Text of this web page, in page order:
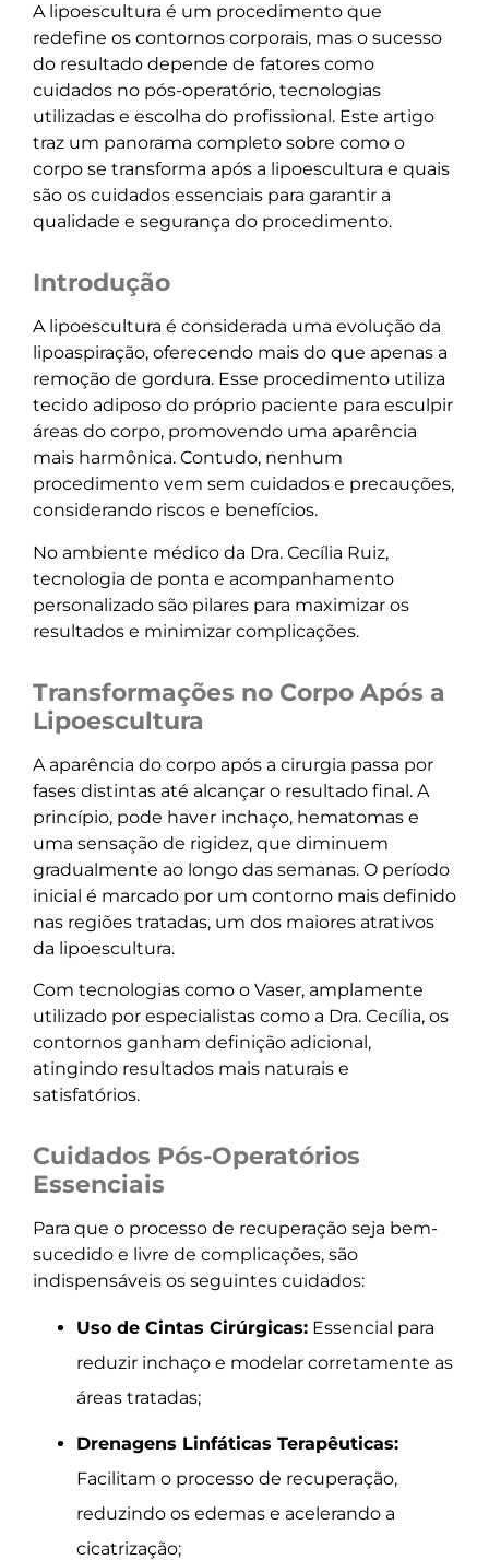
A lipoescultura é um procedimento que
redefine os contornos corporais, mas o sucesso
do resultado depende de fatores como
cuidados no pós-operatório, tecnologias
utilizadas e escolha do profissional. Este artigo
traz um panorama completo sobre como o
corpo se transforma após a lipoescultura e quais
são os cuidados essenciais para garantir a
qualidade e segurança do procedimento.
Introdução
A lipoescultura é considerada uma evolução da
lipoaspiração, oferecendo mais do que apenas a
remoção de gordura. Esse procedimento utiliza
tecido adiposo do próprio paciente para esculpir
áreas do corpo, promovendo uma aparência
mais harmônica. Contudo, nenhum
procedimento vem sem cuidados e precauções,
considerando riscos e benefícios.
No ambiente médico da Dra. Cecília Ruiz,
tecnologia de ponta e acompanhamento
personalizado são pilares para maximizar os
resultados e minimizar complicações.
Transformações no Corpo Após a
Lipoescultura
A aparência do corpo após a cirurgia passa por
fases distintas até alcançar o resultado final. A
princípio, pode haver inchaço, hematomas e
uma sensação de rigidez, que diminuem
gradualmente ao longo das semanas. O período
inicial é marcado por um contorno mais definido
nas regiões tratadas, um dos maiores atrativos
da lipoescultura.
Com tecnologias como o Vaser, amplamente
utilizado por especialistas como a Dra. Cecília, os
contornos ganham definição adicional,
atingindo resultados mais naturais e
satisfatórios.
Cuidados Pós-Operatórios
Essenciais
Para que o processo de recuperação seja bem-
sucedido e livre de complicações, são
indispensáveis os seguintes cuidados:
Uso de Cintas Cirúrgicas: Essencial para
reduzir inchaço e modelar corretamente as
áreas tratadas;
Drenagens Linfáticas Terapêuticas:
Facilitam o processo de recuperação,
reduzindo os edemas e acelerando a
cicatrização;